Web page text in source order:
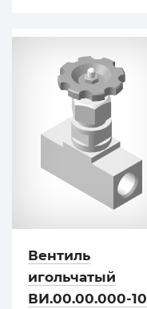
Вентиль
игольчатый
ВИ.00.00.000-10